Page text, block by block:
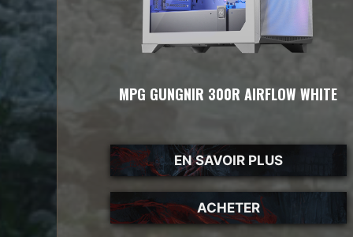
MPG GUNGNIR 300R AIRFLOW WHITE
EN SAVOIR PLUS
ACHETER